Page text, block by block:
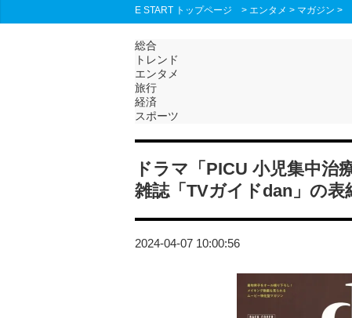
E START トップページ > エンタメ > マガジン >
総合
トレンド
エンタメ
旅行
経済
スポーツ
ドラマ「PICU 小児集中治
雑誌「TVガイドdan」の表
2024-04-07 10:00:56